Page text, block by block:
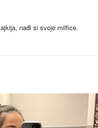
nađi si svoje milfice.